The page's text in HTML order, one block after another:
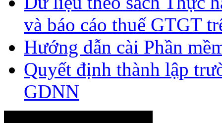
và báo cáo thuế GTGT
Hướng dẫn cài Phần
Quyết định thành lập
GDNN